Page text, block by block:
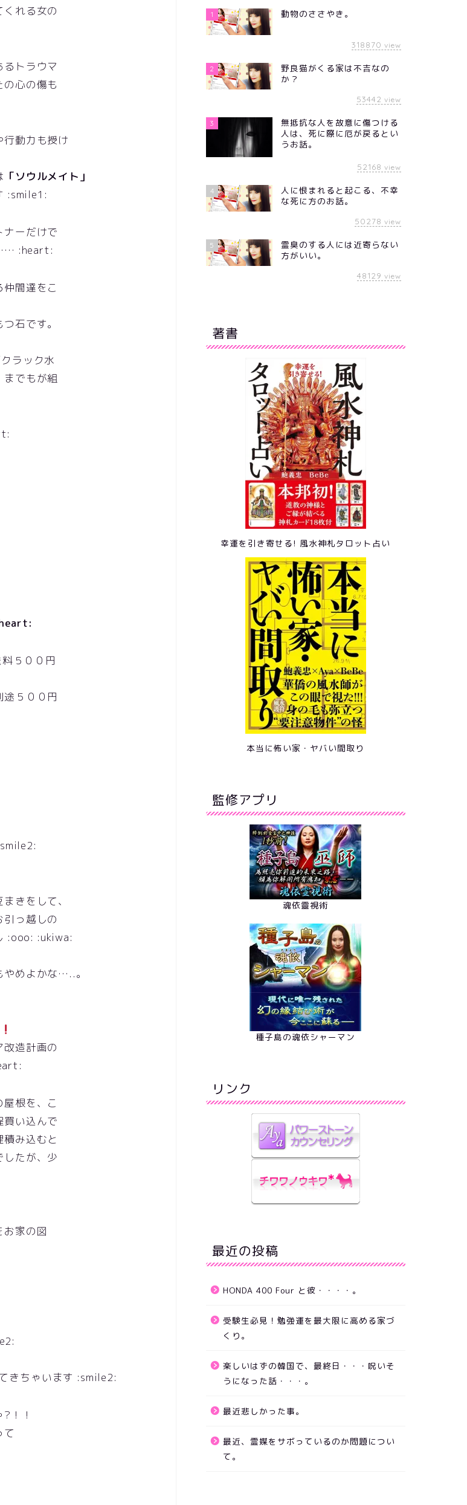
れる女の
トラウマ
心の傷も
動力も授け
「ソウルメイト」
:smile1:
ーだけで
…… :heart:
間達をこ
石です。
ラック水
でもが組
５００円
５００円
きをして、
っ越しの
:ooo: :ukiwa:
めよかな…..。
造計画の
根を、こ
い込んで
み込むと
たが、少
家の図
きちゃいます :smile2:
！！
て
1 動物のささやき。
318870 view
2
野良猫がくる家は不吉なの
か？
53442 view
3
無抵抗な人を故意に傷つける
人は、死に際に厄が戻るとい
うお話。
52168 view
4
人に恨まれると起こる、不幸
な死に方のお話。
50278 view
5
霊臭のする人には近寄らない
方がいい。
48129 view
著書
幸運を引き寄せる! 風水神札タロット占い
本当に怖い家・ヤバい間取り
監修アプリ
魂依靈視術
種子島の魂依シャーマン
リンク
最近の投稿
HONDA 400 Four と彼・・・・。
受験生必見！勉強運を最大限に高める家づ
くり。
楽しいはずの韓国で、最終日・・・呪いそ
うになった話・・・。
最近悲しかった事。
最近、霊媒をサボっているのか問題につい
て。